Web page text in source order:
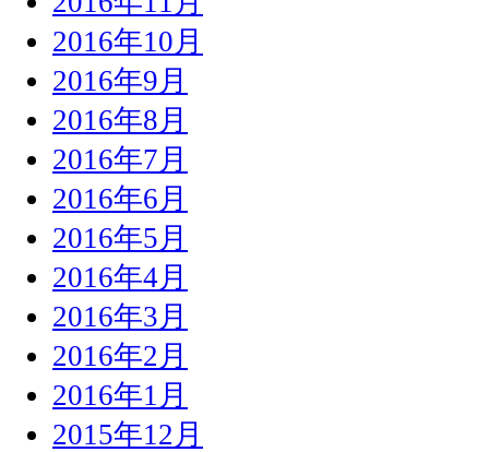
2016年10月
2016年9月
2016年8月
2016年7月
2016年6月
2016年5月
2016年4月
2016年3月
2016年2月
2016年1月
2015年12月